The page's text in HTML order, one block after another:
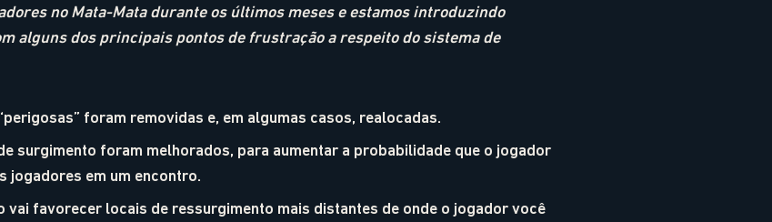
no Mata-Mata durante os últimos meses e estamos introduzindo
alguns dos principais pontos de frustração a respeito do sistema de
foram removidas e, em algumas casos, realocadas.
surgimento foram melhorados, para aumentar a probabilidade que o jogador
jogadores em um encontro.
vai favorecer locais de ressurgimento mais distantes de onde o jogador você